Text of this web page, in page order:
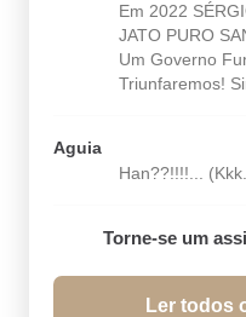
Em 2022
JATO PURO
Um Governo
Triunfaremos!
Aguia
Han??!!!!...
Torne-se um
Ler todos